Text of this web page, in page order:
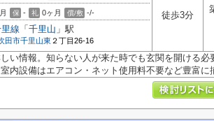
保 - 礼 0ヶ月 償/敷 -/-
線 「 千里山 」駅
田市千里山東 ２丁目26-16
徒歩3分
い情報。知らない人が来た時でも玄関を開ける
内設備はエアコン・ネット使用料不要など豊富に